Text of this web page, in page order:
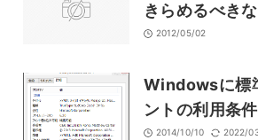
きらめるべき
2012/05/02
Windowsに標
ントの利用条件
2014/10/10 2022/